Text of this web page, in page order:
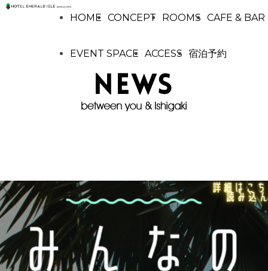
HOME CONCEPT ROOMS CAFE & BAR
EVENT SPACE ACCESS 宿泊予約